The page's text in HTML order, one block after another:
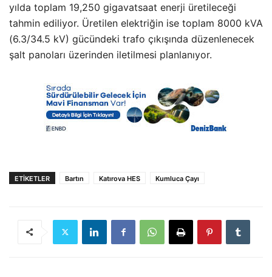
yılda toplam 19,250 gigavatsaat enerji üretileceği
tahmin ediliyor. Üretilen elektriğin ise toplam 8000 kVA
(6.3/34.5 kV) gücündeki trafo çıkışında düzenlenecek
şalt panoları üzerinden iletilmesi planlanıyor.
ETIKETLER Bartın Katırova HES Kumluca Çayı